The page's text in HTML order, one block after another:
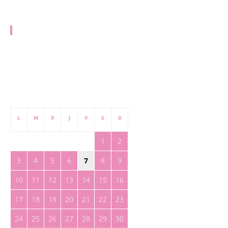
L M X J V S D
1
2
3
4 5 6 7 8
9
10
11 12 13 14 15
16
17
18 19 20 21 22
23
24
25 26 27 28 29
30